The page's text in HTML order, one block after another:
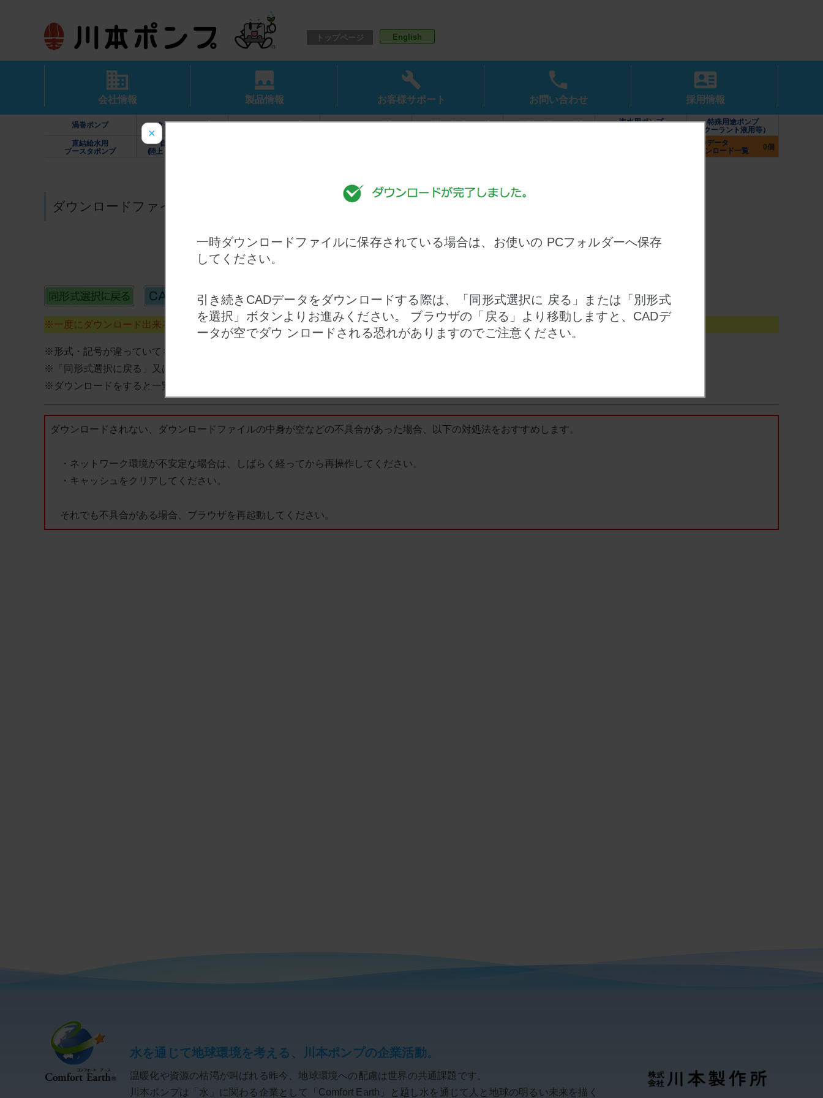
トップページ English
会社情報 製品情報 お客様サポート お問い合わせ 採用情報
渦巻ポンプ タービンポンプ カスケードポンプ オイルポンプ 清水用水中ポンプ 排水用水中ポンプ
海水用ポンプ
特殊用途ポンプ
（クーラント液用等）
直結給水用
ブースタポンプ
自動給水装置
(陸上・水中・高架水槽)
CADデータ
ダウンロード一覧
0個
ダウンロードファイル一覧
※一度にダウンロード出来るのは最大100個までです。
※形式・記号が違っていても同一データの場合は１データのみのダウンロードになります。
※「同形式選択に戻る」又は「別形式を選択」ボタンを押してもリストは保持されます。
※ダウンロードをすると一覧データはリセットされます。また、ブラウザを閉じたり一定時間が経過した場合もリセットされます。
ダウンロードされない、ダウンロードファイルの中身が空などの不具合があった場合、以下の対処法をおすすめします。
・ネットワーク環境が不安定な場合は、しばらく経ってから再操作してください。
・キャッシュをクリアしてください。
それでも不具合がある場合、ブラウザを再起動してください。
水を通じて地球環境を考える、川本ポンプの企業活動。
温暖化や資源の枯渇が叫ばれる昨今、地球環境への配慮は世界の共通課題です。
川本ポンプは「水」に関わる企業として「Comfort Earth」と題し水を通じて人と地球の明るい未来を描く
×
一時ダウンロードファイルに保存されている場合は、お使いの PCフォルダーへ保存
してください。
引き続きCADデータをダウンロードする際は、「同形式選択に 戻る」または「別形式
を選択」ボタンよりお進みください。 ブラウザの「戻る」より移動しますと、CADデ
ータが空でダウ ンロードされる恐れがありますのでご注意ください。